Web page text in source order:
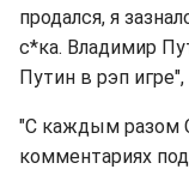
продался, я
с*ка. Владимир
Путин в рэп
"С каждым разом
комментариях